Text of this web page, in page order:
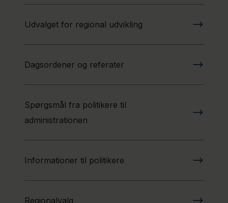
Udvalget for regional udvikling
Dagsordener og referater
Spørgsmål fra politikere til
administrationen
Informationer til politikere
Regionalvalg